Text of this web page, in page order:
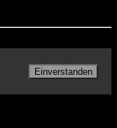
Einverstanden